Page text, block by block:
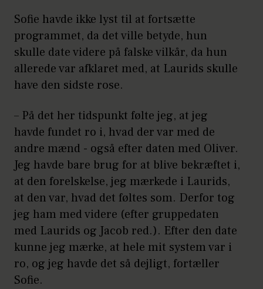
Sofie havde ikke lyst til at fortsætte
programmet, da det ville betyde, hun
skulle date videre på falske vilkår, da hun
allerede var afklaret med, at Laurids skulle
have den sidste rose.
– På det her tidspunkt følte jeg, at jeg
havde fundet ro i, hvad der var med de
andre mænd - også efter daten med Oliver.
Jeg havde bare brug for at blive bekræftet i,
at den forelskelse, jeg mærkede i Laurids,
at den var, hvad det føltes som. Derfor tog
jeg ham med videre (efter gruppedaten
med Laurids og Jacob red.). Efter den date
kunne jeg mærke, at hele mit system var i
ro, og jeg havde det så dejligt, fortæller
Sofie.